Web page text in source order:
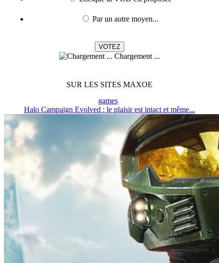
Par un autre moyen...
Chargement ...
SUR LES SITES MAXOE
games
Halo Campaign Evolved : le plaisir est intact et même...